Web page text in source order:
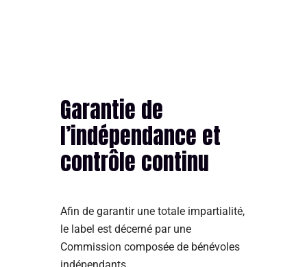
Garantie de
l’indépendance et
contrôle continu
Afin de garantir une totale impartialité,
le label est décerné par une
Commission composée de bénévoles